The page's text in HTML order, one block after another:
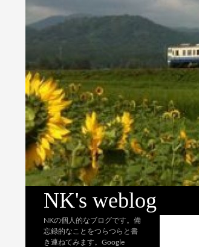
NK's weblog
NKの個人的なブログです。備
忘録的なことをつらつらと書
き連ねてみます。Google